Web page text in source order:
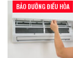
BẢO DƯỠNG ĐIỀU HÒA